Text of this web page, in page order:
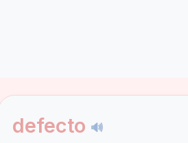
defecto 🔊